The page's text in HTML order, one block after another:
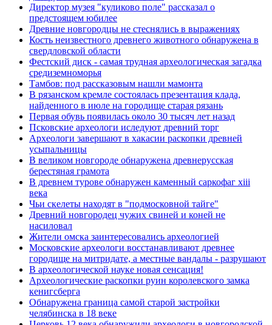
Директор музея "куликово поле" рассказал о
предстоящем юбилее
Древние новгородцы не стеснялись в выражениях
Кость неизвестного древнего животного обнаружена в
свердловской области
Фестский диск - самая трудная археологическая загадка
средиземноморья
Тамбов: под рассказовым нашли мамонта
В рязанском кремле состоялась презентация клада,
найденного в июле на городище старая рязань
Первая обувь появилась около 30 тысяч лет назад
Псковские археологи иследуют древний торг
Археологи завершают в хакасии раскопки древней
усыпальницы
В великом новгороде обнаружена древнерусская
берестяная грамота
В древнем турове обнаружен каменный саркофаг xiii
века
Чьи скелеты находят в "подмосковной тайге"
Древний новгородец чужих свиней и коней не
насиловал
Жители омска заинтересовались археологией
Московские археологи восстанавливают древнее
городище на митридате, а местные вандалы - разрушают
В археологической науке новая сенсация!
Археологические раскопки руин королевского замка
кенигсберга
Обнаружена граница самой старой застройки
челябинска в 18 веке